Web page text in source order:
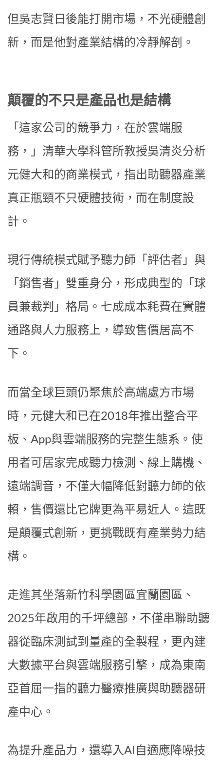
但吳志賢日後能打開市場，不光硬體創
新，而是他對產業結構的冷靜解剖。
顛覆的不只是產品也是結構
「這家公司的競爭力，在於雲端服
務，」清華大學科管所教授吳清炎分析
元健大和的商業模式，指出助聽器產業
真正瓶頸不只硬體技術，而在制度設
計。
現行傳統模式賦予聽力師「評估者」與
「銷售者」雙重身分，形成典型的「球
員兼裁判」格局。七成成本耗費在實體
通路與人力服務上，導致售價居高不
下。
而當全球巨頭仍聚焦於高端處方市場
時，元健大和已在2018年推出整合平
板、App與雲端服務的完整生態系。使
用者可居家完成聽力檢測、線上購機、
遠端調音，不僅大幅降低對聽力師的依
賴，售價還比它牌更為平易近人。這既
是顛覆式創新，更挑戰既有產業勢力結
構。
走進其坐落新竹科學園區宜蘭園區、
2025年啟用的千坪總部，不僅串聯助聽
器從臨床測試到量產的全製程，更內建
大數據平台與雲端服務引擎，成為東南
亞首屈一指的聽力醫療推廣與助聽器研
產中心。
為提升產品力，還導入AI自適應降噪技